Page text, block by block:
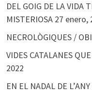
DEL GOIG DE LA VIDA
MISTERIOSA 27 enero,
NECROLÒGIQUES /
VIDES CATALANES
2022
EN EL NADAL DE